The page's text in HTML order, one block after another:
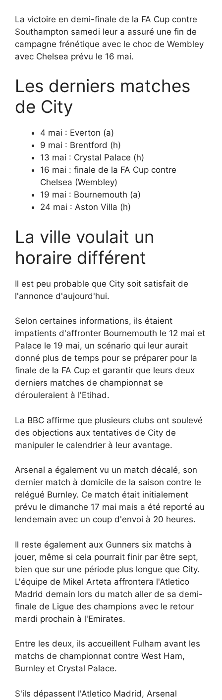
La victoire en demi-finale de la FA Cup contre
Southampton samedi leur a assuré une fin de
campagne frénétique avec le choc de Wembley
avec Chelsea prévu le 16 mai.
Les derniers matches
de City
4 mai : Everton (a)
9 mai : Brentford (h)
13 mai : Crystal Palace (h)
16 mai : finale de la FA Cup contre
Chelsea (Wembley)
19 mai : Bournemouth (a)
24 mai : Aston Villa (h)
La ville voulait un
horaire différent
Il est peu probable que City soit satisfait de
l'annonce d'aujourd'hui.
Selon certaines informations, ils étaient
impatients d'affronter Bournemouth le 12 mai et
Palace le 19 mai, un scénario qui leur aurait
donné plus de temps pour se préparer pour la
finale de la FA Cup et garantir que leurs deux
derniers matches de championnat se
dérouleraient à l'Etihad.
La BBC affirme que plusieurs clubs ont soulevé
des objections aux tentatives de City de
manipuler le calendrier à leur avantage.
Arsenal a également vu un match décalé, son
dernier match à domicile de la saison contre le
relégué Burnley. Ce match était initialement
prévu le dimanche 17 mai mais a été reporté au
lendemain avec un coup d'envoi à 20 heures.
Il reste également aux Gunners six matchs à
jouer, même si cela pourrait finir par être sept,
bien que sur une période plus longue que City.
L'équipe de Mikel Arteta affrontera l'Atletico
Madrid demain lors du match aller de sa demi-
finale de Ligue des champions avec le retour
mardi prochain à l'Emirates.
Entre les deux, ils accueillent Fulham avant les
matchs de championnat contre West Ham,
Burnley et Crystal Palace.
S'ils dépassent l'Atletico Madrid, Arsenal